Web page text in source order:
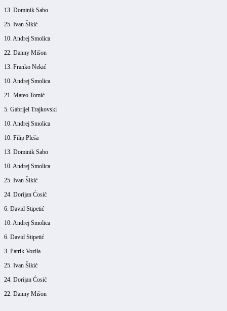
13. Dominik Sabo
25. Ivan Šikić
10. Andrej Smolica
22. Danny Mišon
13. Franko Nekić
10. Andrej Smolica
21. Mateo Tomić
5. Gabrijel Trajkovski
10. Andrej Smolica
10. Filip Pleša
13. Dominik Sabo
10. Andrej Smolica
25. Ivan Šikić
24. Dorijan Ćosić
6. David Stipetić
10. Andrej Smolica
6. David Stipetić
3. Patrik Vozila
25. Ivan Šikić
24. Dorijan Ćosić
22. Danny Mišon